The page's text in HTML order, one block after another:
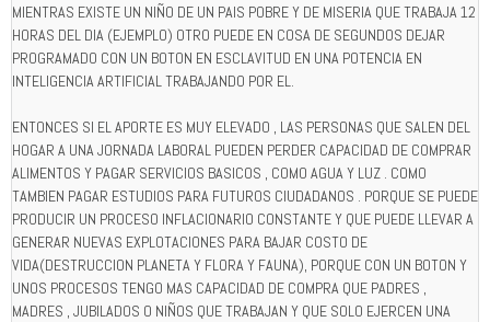
MIENTRAS EXISTE UN NIÑO DE UN PAIS POBRE Y DE MISERIA QUE TRABAJA 12
HORAS DEL DIA (EJEMPLO) OTRO PUEDE EN COSA DE SEGUNDOS DEJAR
PROGRAMADO CON UN BOTON EN ESCLAVITUD EN UNA POTENCIA EN
INTELIGENCIA ARTIFICIAL TRABAJANDO POR EL.
ENTONCES SI EL APORTE ES MUY ELEVADO , LAS PERSONAS QUE SALEN DEL
HOGAR A UNA JORNADA LABORAL PUEDEN PERDER CAPACIDAD DE COMPRAR
ALIMENTOS Y PAGAR SERVICIOS BASICOS , COMO AGUA Y LUZ . COMO
TAMBIEN PAGAR ESTUDIOS PARA FUTUROS CIUDADANOS . PORQUE SE PUEDE
PRODUCIR UN PROCESO INFLACIONARIO CONSTANTE Y QUE PUEDE LLEVAR A
GENERAR NUEVAS EXPLOTACIONES PARA BAJAR COSTO DE
VIDA(DESTRUCCION PLANETA Y FLORA Y FAUNA), PORQUE CON UN BOTON Y
UNOS PROCESOS TENGO MAS CAPACIDAD DE COMPRA QUE PADRES ,
MADRES , JUBILADOS O NIÑOS QUE TRABAJAN Y QUE SOLO EJERCEN UNA